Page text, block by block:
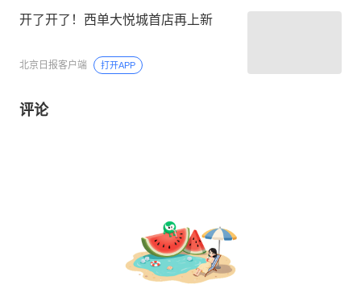
开了开了！西单大悦城首店再上新
北京日报客户端 打开APP
评论